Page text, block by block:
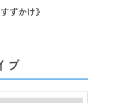
ずかけ》
ブ